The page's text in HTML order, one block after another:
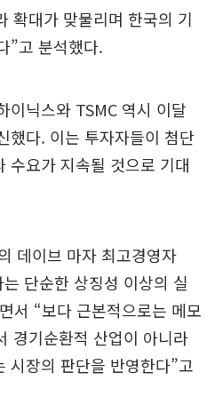
확대가 맞물리며 한국의 기
”고 분석했다.
이닉스와 TSMC 역시 이달
했다. 이는 투자자들이 첨단
수요가 지속될 것으로 기대
데이브 마자 최고경영자
단순한 상징성 이상의 실
서 “보다 근본적으로는 메모
경기순환적 산업이 아니라
시장의 판단을 반영한다”고